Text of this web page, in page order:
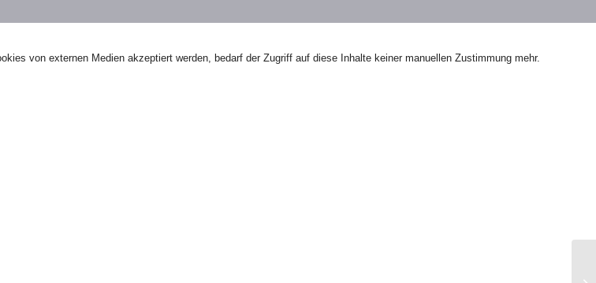
von externen Medien akzeptiert werden, bedarf der Zugriff auf diese Inhalte keiner manuellen Zustimmung mehr.